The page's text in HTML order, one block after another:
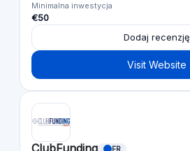
Minimalna inwestycja
€50
Dodaj recenzję
Visit Website
FR